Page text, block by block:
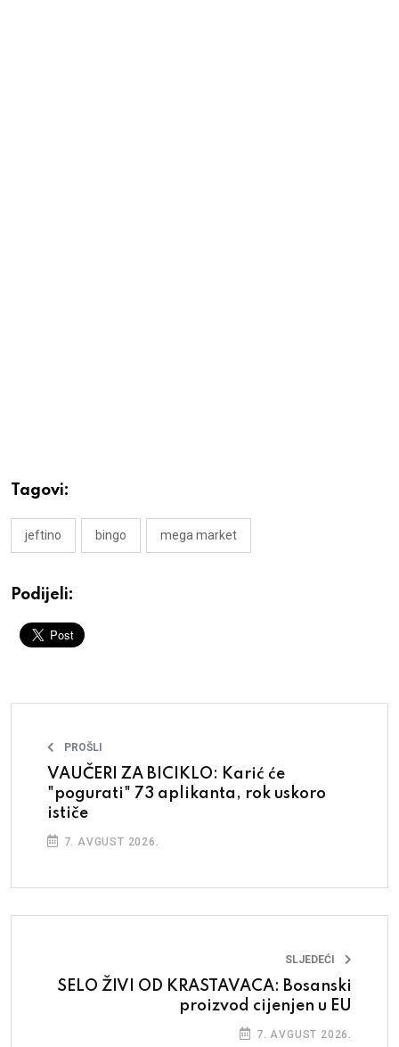
Tagovi:
jeftino bingo mega market
Podijeli:
PROŠLI
VAUČERI ZA BICIKLO: Karić će
"pogurati" 73 aplikanta, rok uskoro
ističe
7. AVGUST 2026.
SLJEDEĆI
SELO ŽIVI OD KRASTAVACA: Bosanski
proizvod cijenjen u EU
7. AVGUST 2026.